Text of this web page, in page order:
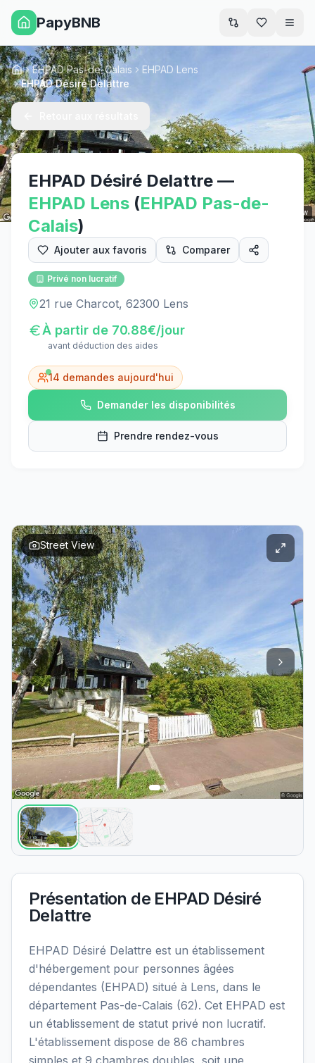
PapyBNB
Street View
AccueilEHPAD Pas-de-Calais
EHPAD Lens
EHPAD Désiré Delattre
EHPAD Désiré Delattre —
EHPAD Lens (EHPAD Pas-de-
Calais)
Ajouter aux favoris Comparer
Privé non lucratif
21 rue Charcot, 62300 Lens
À partir de 70.88€/jour
avant déduction des aides
14 demandes aujourd'hui
Demander les disponibilités
Prendre rendez-vous
Street View
Présentation de EHPAD Désiré
Delattre
EHPAD Désiré Delattre est un établissement
d'hébergement pour personnes âgées
dépendantes (EHPAD) situé à Lens, dans le
département Pas-de-Calais (62). Cet EHPAD est
un établissement de statut privé non lucratif.
L'établissement dispose de 86 chambres